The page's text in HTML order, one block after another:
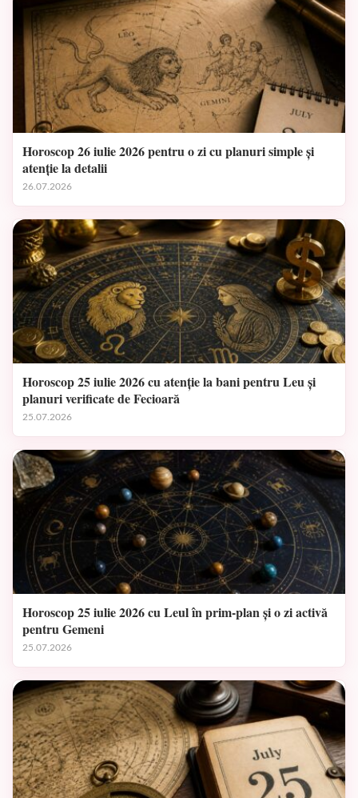
Horoscop 26 iulie 2026 pentru o zi cu planuri simple și
atenție la detalii
26.07.2026
Horoscop 25 iulie 2026 cu atenție la bani pentru Leu și
planuri verificate de Fecioară
25.07.2026
Horoscop 25 iulie 2026 cu Leul în prim-plan și o zi activă
pentru Gemeni
25.07.2026